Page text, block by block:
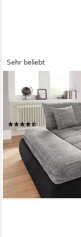
Sehr beliebt
Ecksofa PB MORIC
Armteilverstellung, L-
cm, feine Steppung
(324)
ab 914,60 € UVP
-37%
lieferbar in 4 Wochen